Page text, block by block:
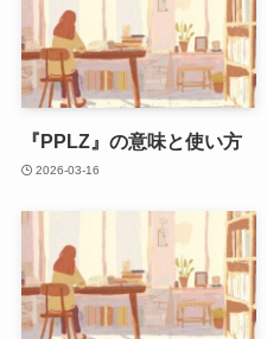
『PPLZ』の意味と使い方
2026-03-16